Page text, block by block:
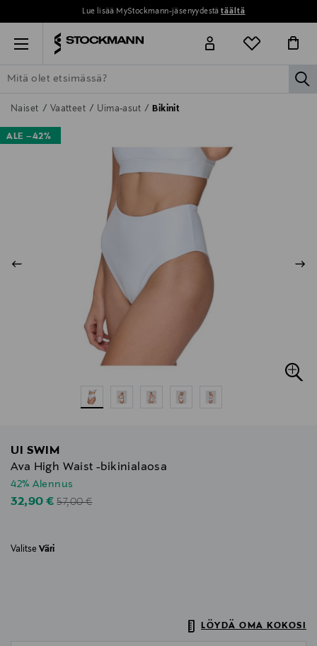
Lue lisää MyStockmann-jäsenyydestätäältä
Menu
ETSI KAIKKI NAISET MIEHET LAPSET
Naiset Vaatteet Uima-asut Bikinit
ALE –42%
UI SWIM
Ava High Waist -bikinialaosa
42% Alennus
Discounted Price
32,90 €Original Price
57,00 €
Valitse Väri
LÖYDÄ OMA KOKOSI